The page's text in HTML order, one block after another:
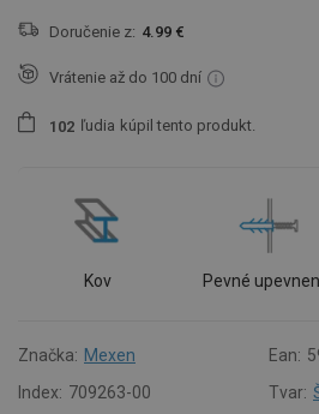
Doručenie z: 4.99 €
Vrátenie až do 100 dní
1 02 ľudia kúpil tento produkt.
Kov Pevné
Značka: Mexen Ean:
Index: 709263-00 Tvar: